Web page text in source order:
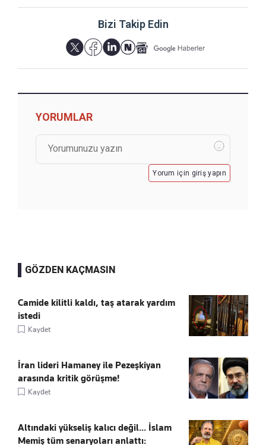
Bizi Takip Edin
YORUMLAR
Yorum için giriş yapın
GÖZDEN KAÇMASIN
Camide kilitli kaldı, taş atarak yardım
istedi
Kaydet
İran lideri Hamaney ile Pezeşkiyan
arasında kritik görüşme!
Kaydet
Altındaki yükseliş kalıcı değil... İslam
Memiş tüm senaryoları anlattı: